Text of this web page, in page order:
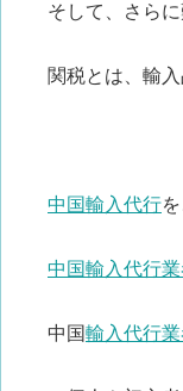
そして、さら
関税とは、輸
中国輸入代行
中国輸入代行
中国輸入代行